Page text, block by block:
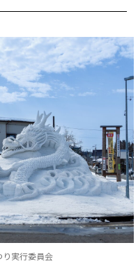
り実行委員会